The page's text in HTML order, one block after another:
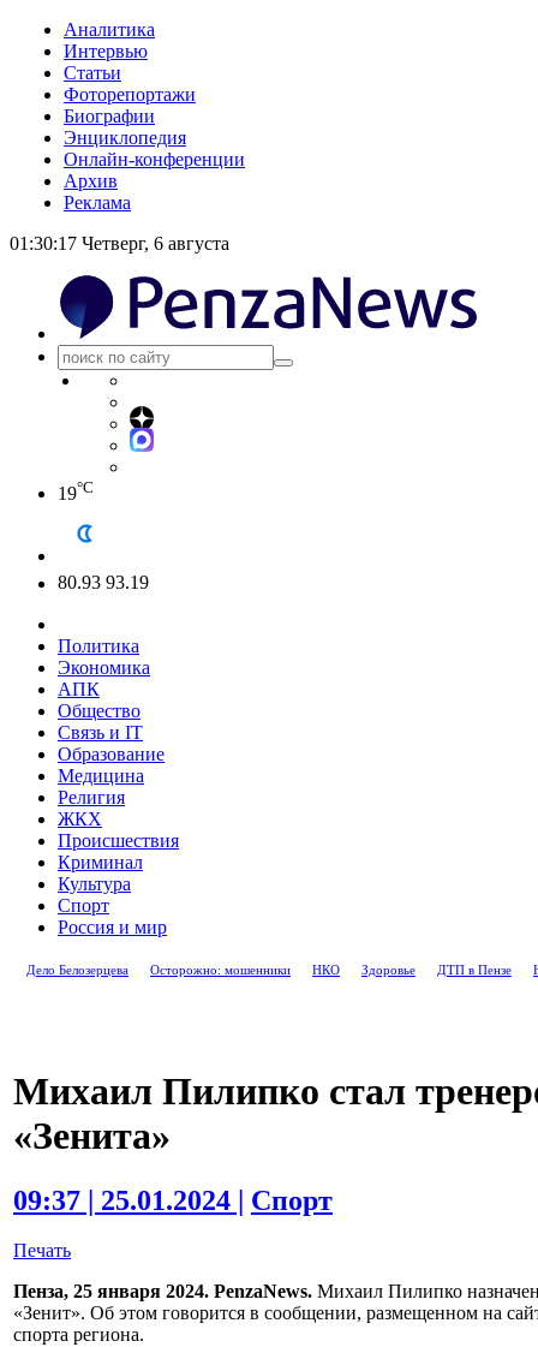
Аналитика
Интервью
Статьи
Фоторепортажи
Биографии
Энциклопедия
Онлайн-конференции
Архив
Реклама
01:30:17 Четверг, 6 августа
19°C
80.93 93.19
Политика
Экономика
АПК
Общество
Связь и IT
Образование
Медицина
Религия
ЖКХ
Происшествия
Криминал
Культура
Спорт
Россия и мир
Дело Белозерцева Осторожно: мошенники НКО Здоровье ДТП в Пензе
Михаил Пилипко стал
«Зенита»
09:37 | 25.01.2024 | Спорт
Печать
Пенза, 25 января 2024. PenzaNews. Михаил Пилипко
«Зенит». Об этом говорится в сообщении, размещенном на
спорта региона.